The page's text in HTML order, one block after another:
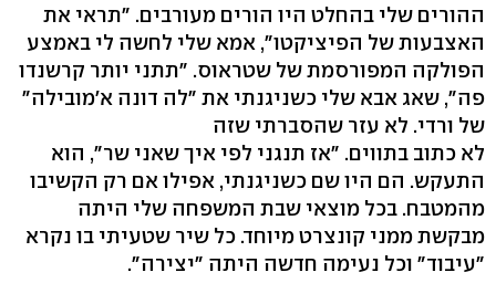
ההורים שלי בהחלט היו הורים מעורבים. "תראי את
האצבעות של הפיציקטו", אמא שלי לחשה לי באמצע
הפולקה המפורסמת של שטראוס. "תתני יותר קרשנדו
פה", שאג אבא שלי כשניגנתי את "לה דונה א'מובילה"
של ורדי. לא עזר שהסברתי שזה
לא כתוב בתווים. "אז תנגני לפי איך שאני שר", הוא
התעקש. הם היו שם כשניגנתי, אפילו אם רק הקשיבו
מהמטבח. בכל מוצאי שבת המשפחה שלי היתה
מבקשת ממני קונצרט מיוחד. כל שיר שטעיתי בו נקרא
"עיבוד" וכל נעימה חדשה היתה "יצירה".